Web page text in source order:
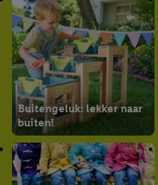
Buitengeluk: lekker naar
buiten!